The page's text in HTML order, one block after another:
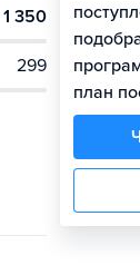
1 350
299
план